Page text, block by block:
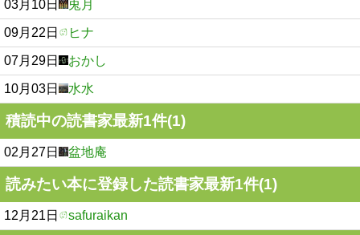
03月10日 兎月
09月22日 ヒナ
07月29日 おかし
10月03日 水水
積読中の読書家最新1件(1)
02月27日 盆地庵
読みたい本に登録した読書家最新1件(1)
12月21日 safuraikan